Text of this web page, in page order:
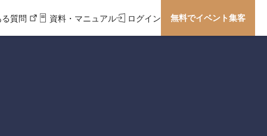
質問 資料・マニュアル ログイン 無料でイベント集客